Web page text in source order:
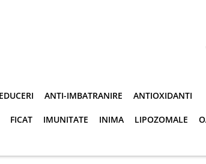
ANTI-IMBATRANIRE ANTIOXIDANTI
FICAT IMUNITATE INIMA LIPOZOMALE